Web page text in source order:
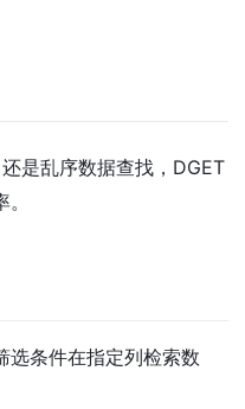
是乱序数据查找，DGET
选条件在指定列检索数